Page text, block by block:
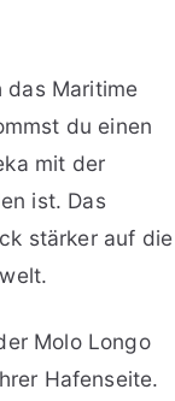
das Maritime
du einen
mit der
ist. Das
stärker auf die
Molo Longo
Hafenseite.